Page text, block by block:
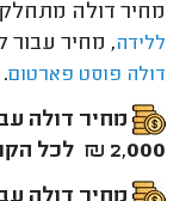
מחיר דולה
ללידה, מחיר עבור
דולה פוסט פארטום.
2,000 ₪ לכל הקורס.